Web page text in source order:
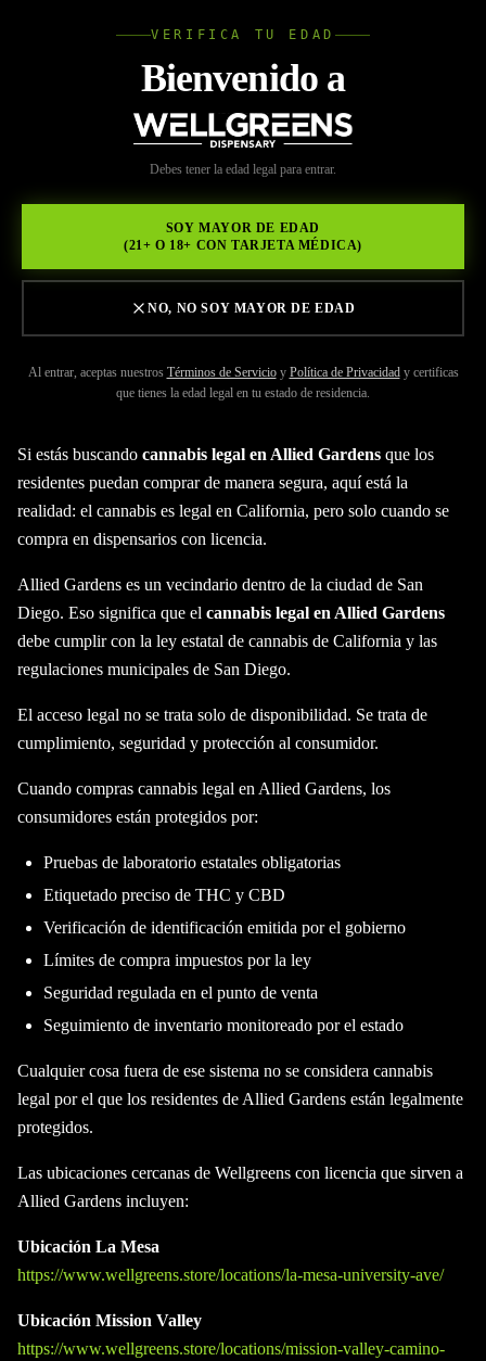
VERIFICA TU EDAD
Bienvenido a
Debes tener la edad legal para entrar.
SOY MAYOR DE EDAD
(21+ O 18+ CON TARJETA MÉDICA)
NO, NO SOY MAYOR DE EDAD
Al entrar, aceptas nuestros Términos de Servicio y Política de Privacidad y certificas
que tienes la edad legal en tu estado de residencia.
Volver a Recursos
Cannabis Legal Allied
Gardens
Si estás buscando cannabis legal en Allied Gardens que los
residentes puedan comprar de manera segura, aquí está la
realidad: el cannabis es legal en California, pero solo cuando se
compra en dispensarios con licencia.
Allied Gardens es un vecindario dentro de la ciudad de San
Diego. Eso significa que el cannabis legal en Allied Gardens
debe cumplir con la ley estatal de cannabis de California y las
regulaciones municipales de San Diego.
El acceso legal no se trata solo de disponibilidad. Se trata de
cumplimiento, seguridad y protección al consumidor.
Cuando compras cannabis legal en Allied Gardens, los
consumidores están protegidos por:
Pruebas de laboratorio estatales obligatorias
Etiquetado preciso de THC y CBD
Verificación de identificación emitida por el gobierno
Límites de compra impuestos por la ley
Seguridad regulada en el punto de venta
Seguimiento de inventario monitoreado por el estado
Cualquier cosa fuera de ese sistema no se considera cannabis
legal por el que los residentes de Allied Gardens están legalmente
protegidos.
Las ubicaciones cercanas de Wellgreens con licencia que sirven a
Allied Gardens incluyen:
Ubicación La Mesa
https://www.wellgreens.store/locations/la-mesa-university-ave/
Ubicación Mission Valley
https://www.wellgreens.store/locations/mission-valley-camino-